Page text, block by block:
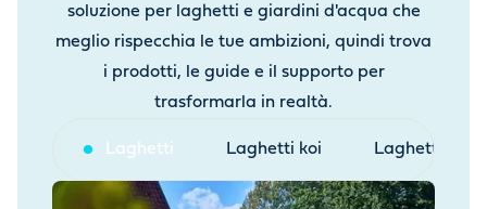
soluzione per laghetti e giardini d'acqua che
meglio rispecchia le tue ambizioni, quindi trova
i prodotti, le guide e il supporto per
trasformarla in realtà.
Laghetti Laghetti koi Laghetti